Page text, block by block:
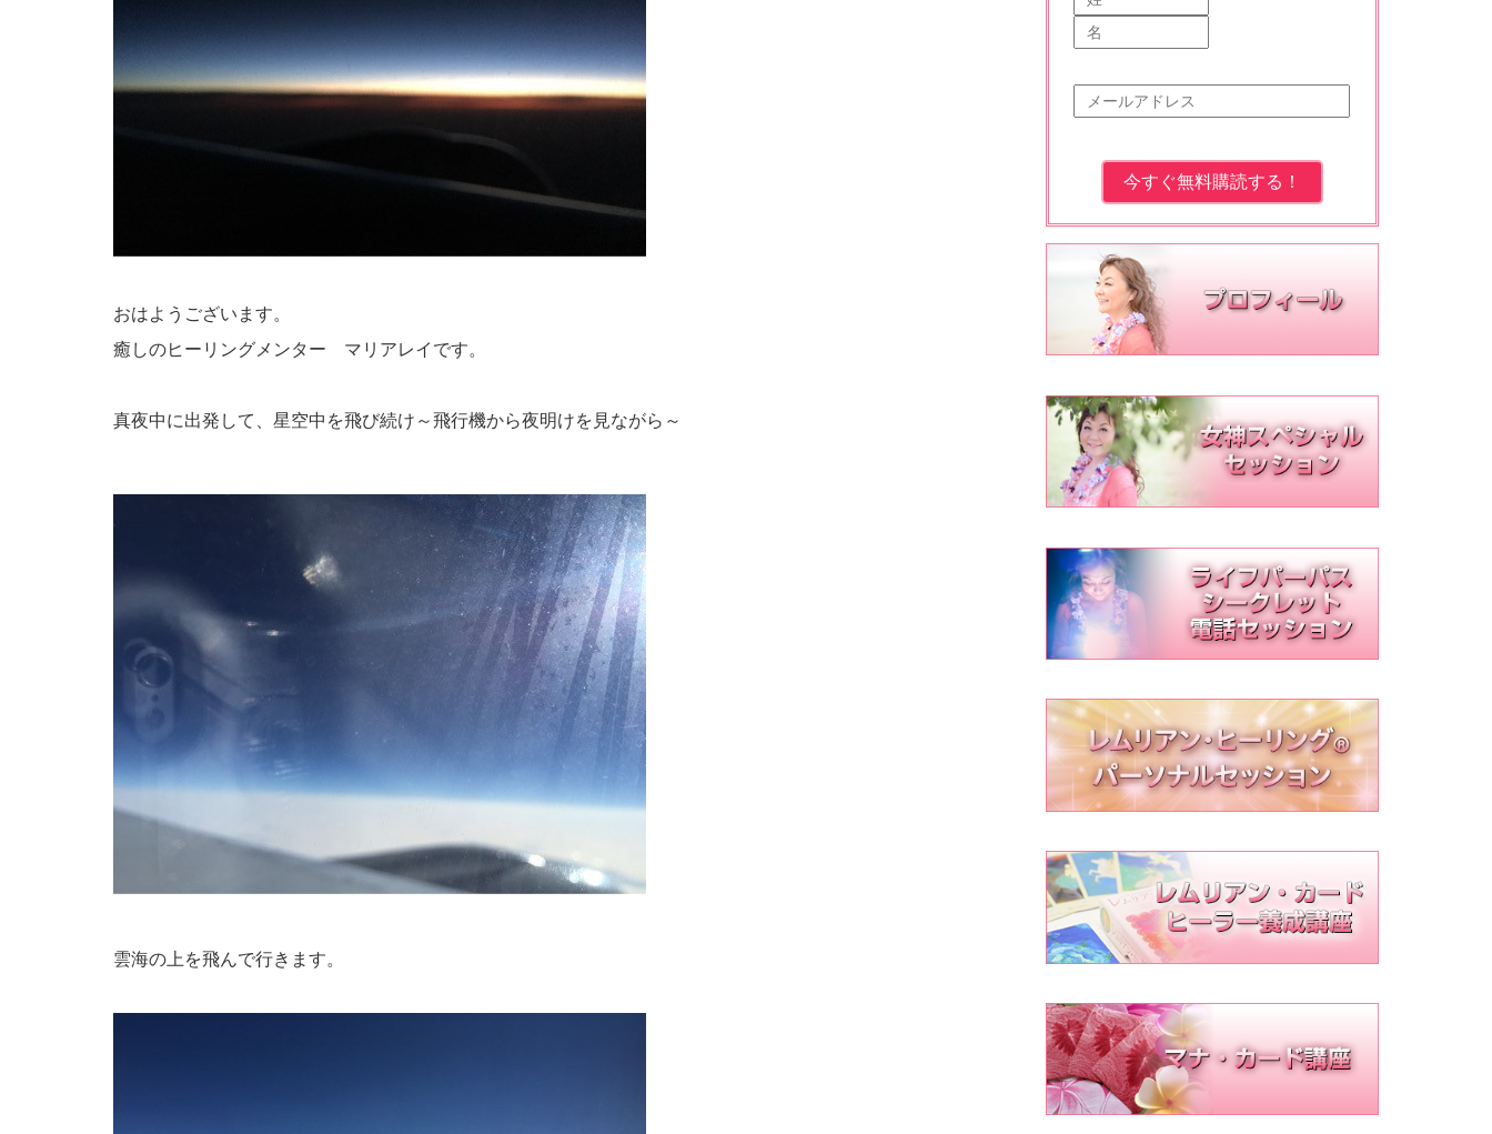
おはようございます。
癒しのヒーリングメンター マリアレイです。
真夜中に出発して、星空中を飛び続け～飛行機から夜明けを見ながら～
雲海の上を飛んで行きます。